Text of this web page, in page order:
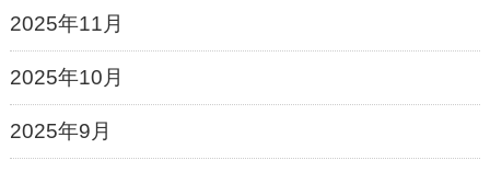
2025年11月
2025年10月
2025年9月